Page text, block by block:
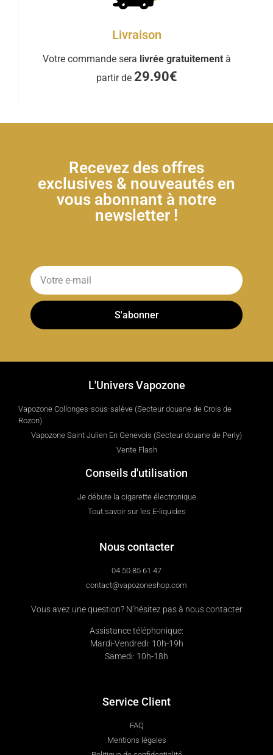
Livraison
Votre commande sera livrée gratuitement à
partir de 29.90€
Recevez des offres
exclusives & nouveautés en
vous abonnant à notre
newsletter !
S'abonner
L'Univers Vapozone
Vapozone Collonges-sous-salève (Secteur douane de Crois de
Rozon)
Vapozone Saint Julien En Genevois (Secteur douane de Perly)
Vente Flash
Conseils d'utilisation
Je débute la cigarette électronique
Tout savoir sur les E-liquides
Nous contacter
04 50 85 61 47
contact@vapozoneshop.com
Vous avez une question? N’hésitez pas à nous contacter
Assistance téléphonique:
Mardi-Vendredi: 10h-19h
Samedi: 10h-18h
Service Client
FAQ
Mentions légales